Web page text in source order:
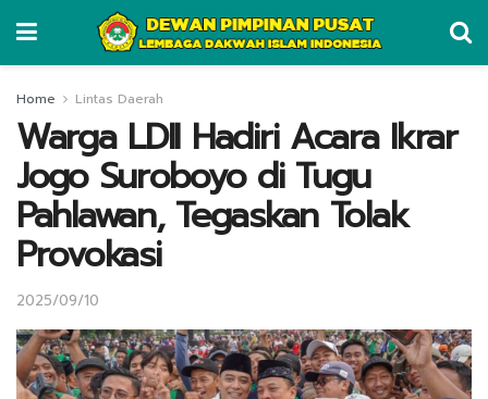
Home Lintas Daerah
Warga LDII Hadiri Acara Ikrar
Jogo Suroboyo di Tugu
Pahlawan, Tegaskan Tolak
Provokasi
2025/09/10